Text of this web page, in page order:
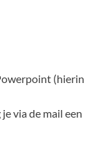
(hierin
via de mail een